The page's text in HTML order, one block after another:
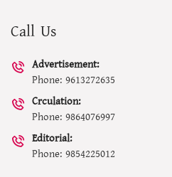
Call Us
Advertisement:
Phone: 9613272635
Crculation:
Phone: 9864076997
Editorial:
Phone: 9854225012